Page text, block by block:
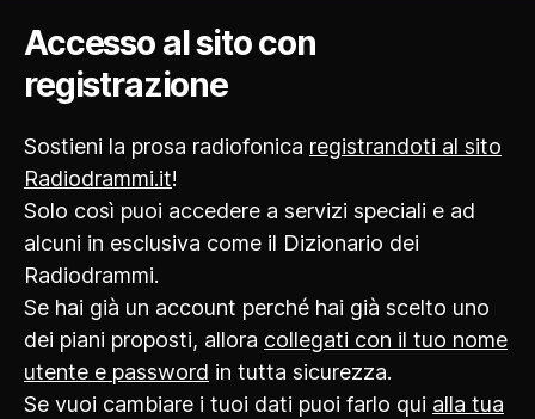
Accesso al sito con
registrazione
Sostieni la prosa radiofonica registrandoti al sito
Radiodrammi.it!
Solo così puoi accedere a servizi speciali e ad
alcuni in esclusiva come il Dizionario dei
Radiodrammi.
Se hai già un account perché hai già scelto uno
dei piani proposti, allora collegati con il tuo nome
utente e password in tutta sicurezza.
Se vuoi cambiare i tuoi dati puoi farlo qui alla tua